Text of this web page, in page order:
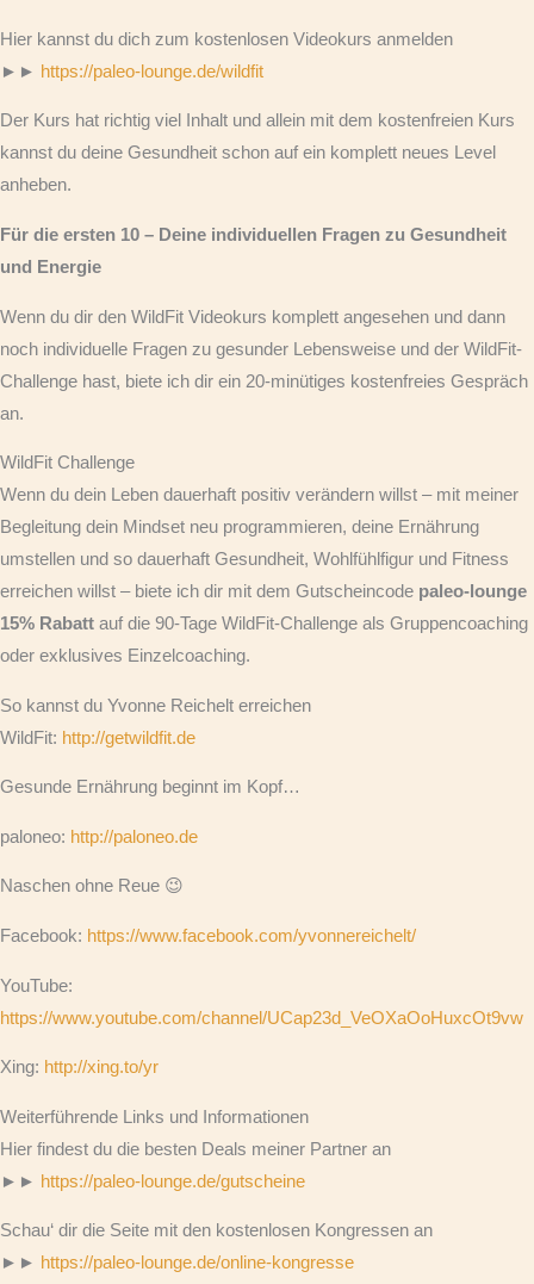
Hier kannst du dich zum kostenlosen Videokurs anmelden
►► https://paleo-lounge.de/wildfit
Der Kurs hat richtig viel Inhalt und allein mit dem kostenfreien Kurs
kannst du deine Gesundheit schon auf ein komplett neues Level
anheben.
Für die ersten 10 – Deine individuellen Fragen zu Gesundheit
und Energie
Wenn du dir den WildFit Videokurs komplett angesehen und dann
noch individuelle Fragen zu gesunder Lebensweise und der WildFit-
Challenge hast, biete ich dir ein 20-minütiges kostenfreies Gespräch
an.
WildFit Challenge
Wenn du dein Leben dauerhaft positiv verändern willst – mit meiner
Begleitung dein Mindset neu programmieren, deine Ernährung
umstellen und so dauerhaft Gesundheit, Wohlfühlfigur und Fitness
erreichen willst – biete ich dir mit dem Gutscheincode paleo-lounge
15% Rabatt auf die 90-Tage WildFit-Challenge als Gruppencoaching
oder exklusives Einzelcoaching.
So kannst du Yvonne Reichelt erreichen
WildFit: http://getwildfit.de
Gesunde Ernährung beginnt im Kopf…
paloneo: http://paloneo.de
Naschen ohne Reue 😉
Facebook: https://www.facebook.com/yvonnereichelt/
YouTube:
https://www.youtube.com/channel/UCap23d_VeOXaOoHuxcOt9vw
Xing: http://xing.to/yr
Weiterführende Links und Informationen
Hier findest du die besten Deals meiner Partner an
►► https://paleo-lounge.de/gutscheine
Schau‘ dir die Seite mit den kostenlosen Kongressen an
►► https://paleo-lounge.de/online-kongresse